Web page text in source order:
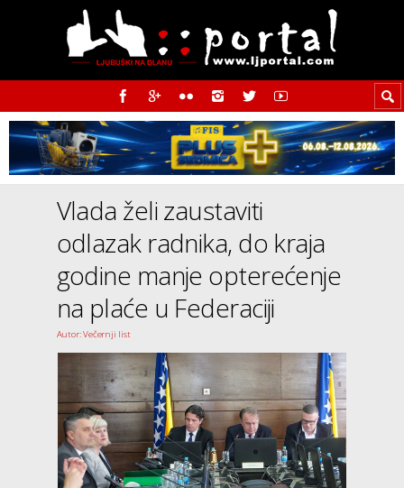
Vlada želi zaustaviti
odlazak radnika, do kraja
godine manje opterećenje
na plaće u Federaciji
Autor: Večernji list